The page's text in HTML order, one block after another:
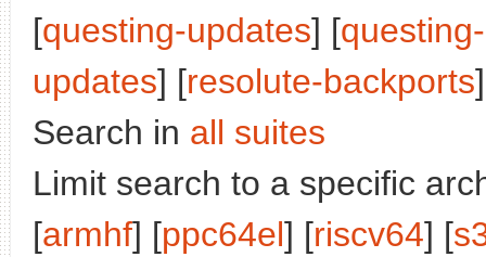
[questing-updates] [
updates] [resolute-backports
Search in all suites
Limit search to a specific
[armhf] [ppc64el] [riscv64] [